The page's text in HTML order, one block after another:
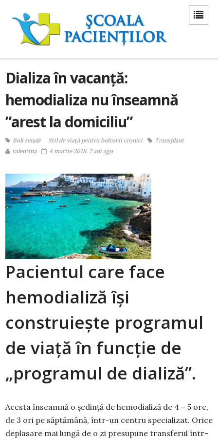
Dializa în vacanță:
hemodializa nu înseamnă
”arest la domiciliu”
Boli renale Stil de viaţă pentru bolnavii cronici
Transplant
valentina
4 martie 2019, 7 ani ago
Pacientul care face
hemodializă își
construiește programul
de viață în funcție de
„programul de dializă”.
Acesta înseamnă o ședință de hemodializă de 4 – 5 ore,
de 3 ori pe săptămână, într-un centru specializat. Orice
deplasare mai lungă de o zi presupune transferul într-